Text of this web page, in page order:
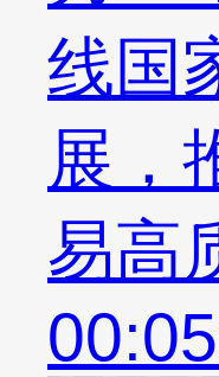
线国
展，
易高